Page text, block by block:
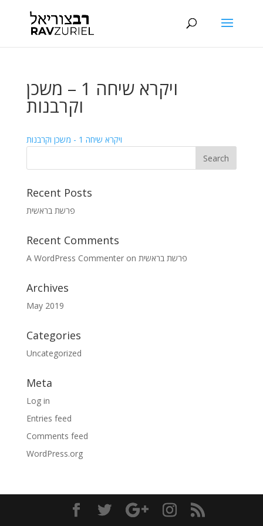
ויקרא שיחה 1 – משכן
וקרבנות
ויקרא שיחה 1 - משכן וקרבנות
Recent Posts
פרשת בראשית
Recent Comments
A WordPress Commenteron פרשת בראשית
Archives
May 2019
Categories
Uncategorized
Meta
Log in
Entries feed
Comments feed
WordPress.org